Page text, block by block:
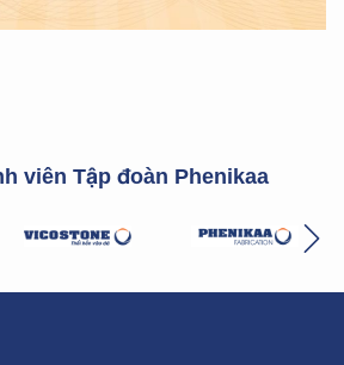
viên Tập đoàn Phenikaa